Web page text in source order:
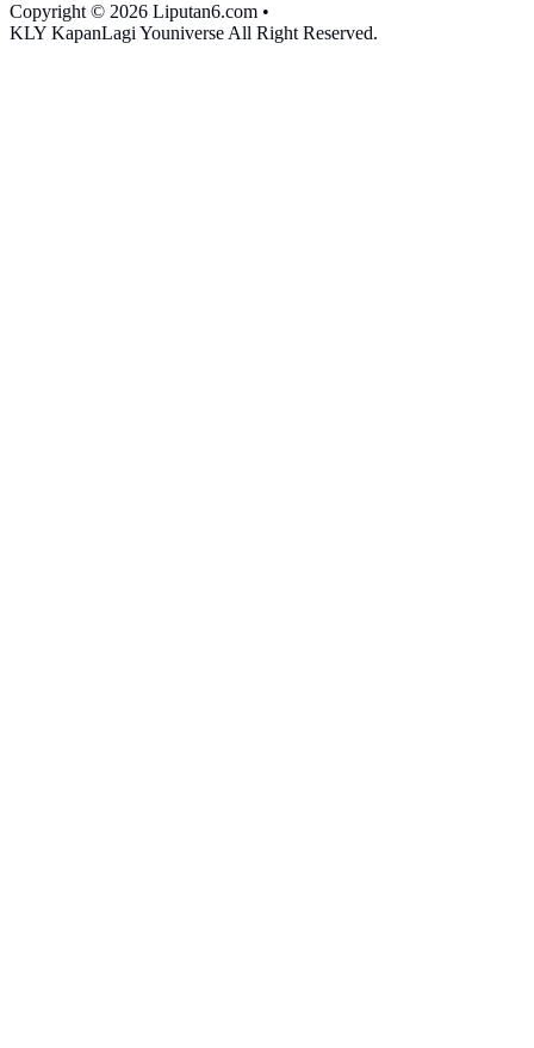
Copyright © 2026 Liputan6.com •
KLY KapanLagi Youniverse All Right Reserved.